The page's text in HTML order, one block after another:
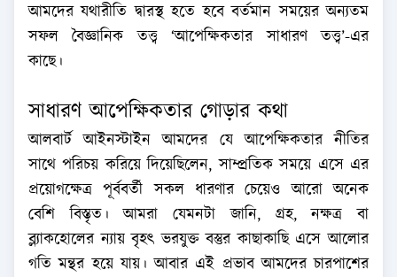
আমদের যথারীতি দ্বারস্থ হতে হবে বর্তমান সময়ের অন্যতম
সফল বৈজ্ঞানিক তত্ত্ব ‘আপেক্ষিকতার সাধারণ তত্ত্ব’-এর
কাছে।
সাধারণ আপেক্ষিকতার গোড়ার কথা
আলবার্ট আইনস্টাইন আমদের যে আপেক্ষিকতার নীতির
সাথে পরিচয় করিয়ে দিয়েছিলেন, সাম্প্রতিক সময়ে এসে এর
প্রয়োগক্ষেত্র পূর্ববর্তী সকল ধারণার চেয়েও আরো অনেক
বেশি বিস্তৃত। আমরা যেমনটা জানি, গ্রহ, নক্ষত্র বা
ব্ল্যাকহোলের ন্যায় বৃহৎ ভরযুক্ত বস্তুর কাছাকাছি এসে আলোর
গতি মন্থর হয়ে যায়। আবার এই প্রভাব আমদের চারপাশের